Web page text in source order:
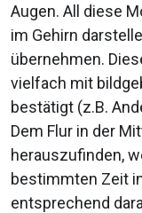
Augen. All diese
im Gehirn
übernehmen.
vielfach mit
bestätigt (z.B.
Dem Flur in der
herauszufinden,
bestimmten Zeit
entsprechend